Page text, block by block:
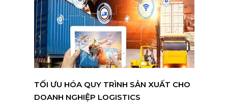
TỐI ƯU HÓA QUY TRÌNH SẢN XUẤT CHO
DOANH NGHIỆP LOGISTICS